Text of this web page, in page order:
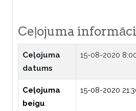
Ceļojuma
Ceļojuma
datums
15-08-2020
Ceļojuma
beigu
15-08-2020